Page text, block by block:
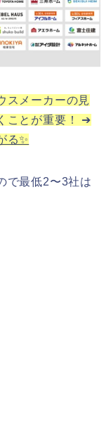
スメーカーの見
ことが重要！ ➔
る✨
で最低2〜3社は